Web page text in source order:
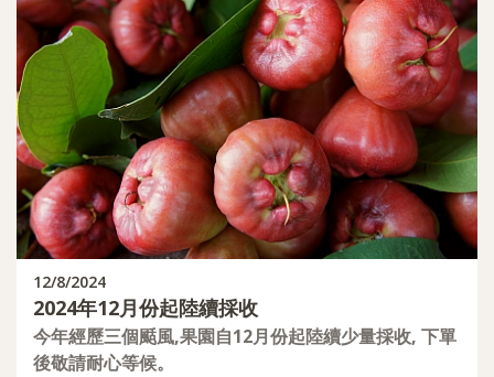
12/8/2024
2024年12月份起陸續採收
今年經歷三個颳風,果園自12月份起陸續少量採收, 下單
後敬請耐心等候。